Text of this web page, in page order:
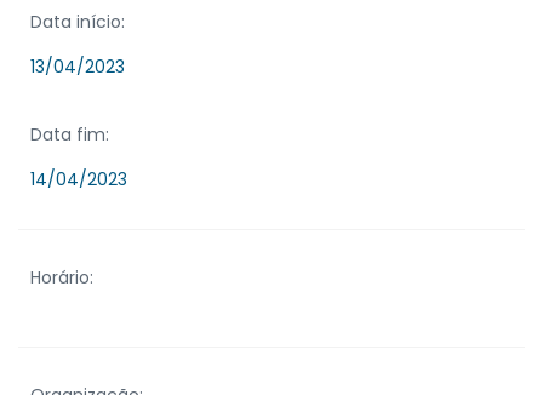
Data início:
13/04/2023
Data fim:
14/04/2023
Horário: